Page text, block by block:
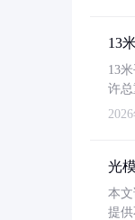
13
13
许
光
本
提